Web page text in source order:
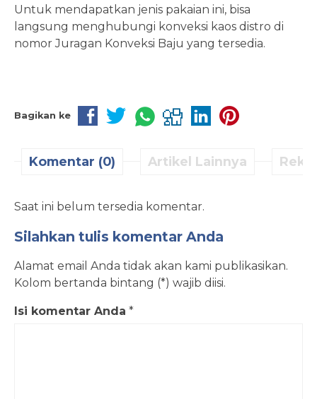
Untuk mendapatkan jenis pakaian ini, bisa
langsung menghubungi konveksi kaos distro di
nomor Juragan Konveksi Baju yang tersedia.
Bagikan ke
Komentar (0) Artikel Lainnya
Saat ini belum tersedia komentar.
Silahkan tulis komentar Anda
Alamat email Anda tidak akan kami publikasikan.
Kolom bertanda bintang (*) wajib diisi.
Isi komentar Anda *